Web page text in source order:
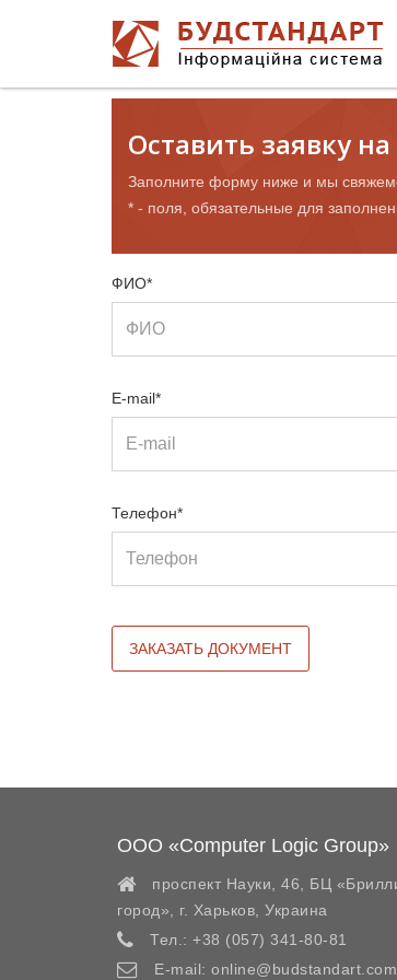
Оставить заявку
Заполните форму ниже и мы
* - поля, обязательные для
ФИО*
E-mail*
Телефон*
ООО «Computer Logic Group»
проспект Науки, 46, БЦ
город»,
г. Харьков Украина
Тел.: +38 (057) 341-80-81
E-mail: online@budstandart.com